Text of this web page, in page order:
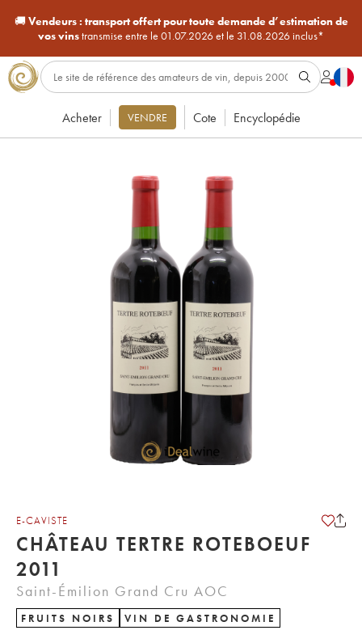
🚚Vendeurs : transport offert pour toute demande d’estimation de
vos vinstransmise entre le 01.07.2026 et le 31.08.2026 inclus*
Acheter VENDRE Cote Encyclopédie
E-CAVISTE
CHÂTEAU TERTRE ROTEBOEUF
2011
Saint-Émilion Grand Cru AOC
FRUITS NOIRS VIN DE GASTRONOMIE